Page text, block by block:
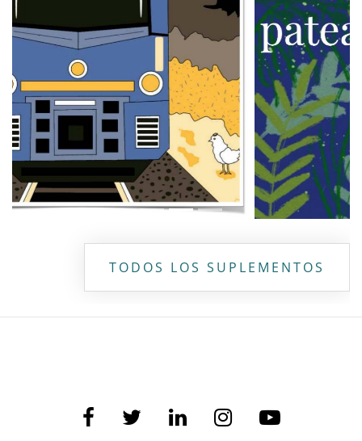
TODOS LOS SUPLEMENTOS